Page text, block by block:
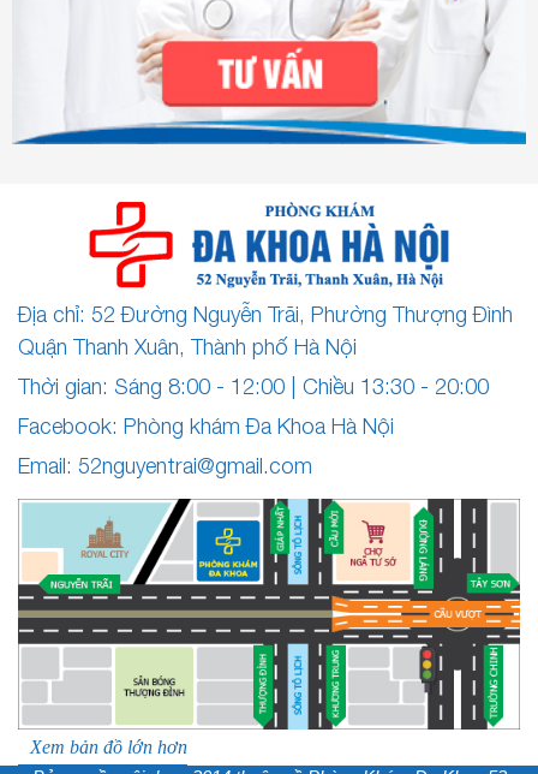
Địa chỉ: 52 Đường Nguyễn Trãi, Phường Thượng Đình
Quận Thanh Xuân, Thành phố Hà Nội
Thời gian: Sáng 8:00 - 12:00 | Chiều 13:30 - 20:00
Facebook: Phòng khám Đa Khoa Hà Nội
Email: 52nguyentrai@gmail.com
Xem bản đồ lớn hơn